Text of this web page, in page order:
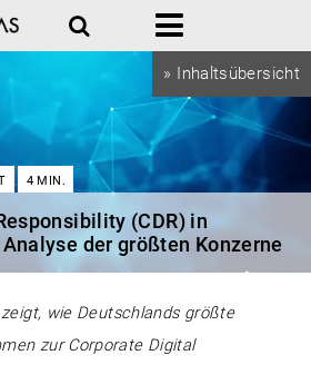
» Inhaltsübersicht
Suche Menü
4 MIN.
(CDR) in
der größten Konzerne
wie Deutschlands größte
zur Corporate Digital